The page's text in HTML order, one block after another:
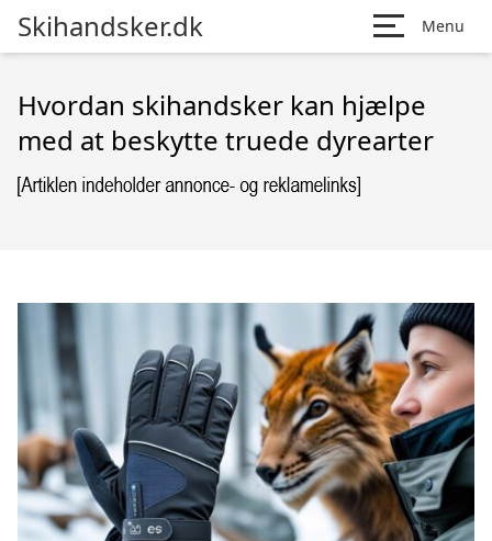
Skihandsker.dk Menu
Hvordan skihandsker kan hjælpe
med at beskytte truede dyrearter